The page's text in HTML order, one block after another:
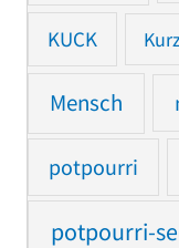
KUCK
Mensch
potpourri
potpourri-